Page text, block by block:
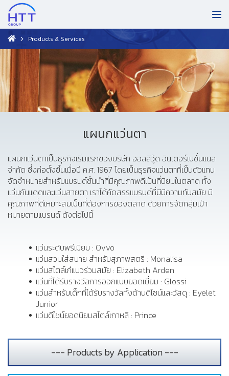
Products & Services
แผนกแว่นตา
แผนกแว่นตาเป็นธุรกิจเริ่มแรกของบริษัท ฮอลลีวู้ด อินเตอร์เนชั่นแนล
จำกัด ซึ่งก่อตั้งขึ้นเมื่อปี ค.ศ. 1967 โดยเป็นธุรกิจแว่นตาที่เป็นตัวแทน
จัดจำหน่ายสำหรับแบรนด์ชั้นนำที่มีคุณภาพดีเป็นที่นิยมในตลาด ทั้ง
แว่นกันแดดและแว่นสายตา เราได้คัดสรรแบรนด์ที่มีมีความทันสมัย มี
คุณภาพที่ดีเหมาะสมเป็นที่ต้องการของตลาด ด้วยการจัดกลุ่มเป้า
หมายตามแบรนด์ ดังต่อไปนี้
แว่นระดับพรีเมี่ยม : Ovvo
แว่นสวมใส่สบาย สำหรับสุภาพสตรี : Monalisa
แว่นสไตล์เก๋แนวร่วมสมัย : Elizabeth Arden
แว่นที่ได้รับรางวัลการออกแบบยอดเยี่ยม : Glossi
แว่นสำหรับเด็กที่ได้รับรางวัลทั้งด้านดีไซน์และวัสดุ : Eyelet
Junior
แว่นดีไซน์ยอดนิยมสไตล์เกาหลี : Prince
--- Products by Application ---